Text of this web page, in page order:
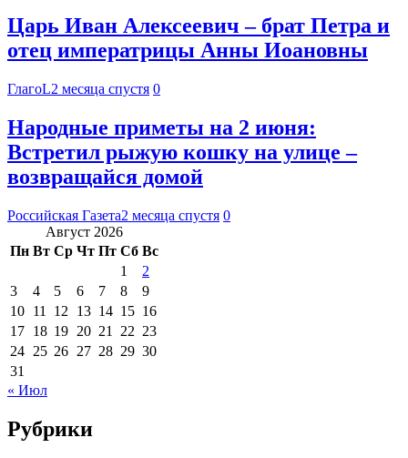
Царь Иван Алексеевич – брат Петра и
отец императрицы Анны Иоановны
ГлагоL2 месяца спустя 0
Народные приметы на 2 июня:
Встретил рыжую кошку на улице –
возвращайся домой
Российская Газета2 месяца спустя 0
Август 2026
Пн Вт Ср Чт Пт Сб Вс
1
2
3
4 5 6 7 8
9
10 11 12 13 14 15 16
17 18 19 20 21 22 23
24 25 26 27 28 29 30
31
« Июл
Рубрики